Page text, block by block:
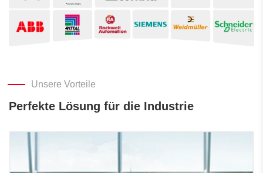
Unsere Vorteile
Perfekte Lösung für die Industrie